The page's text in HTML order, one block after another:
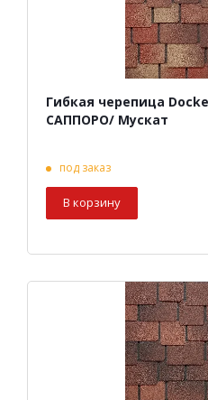
Гибкая черепица Docke
САППОРО/ Мускат
под заказ
В корзину